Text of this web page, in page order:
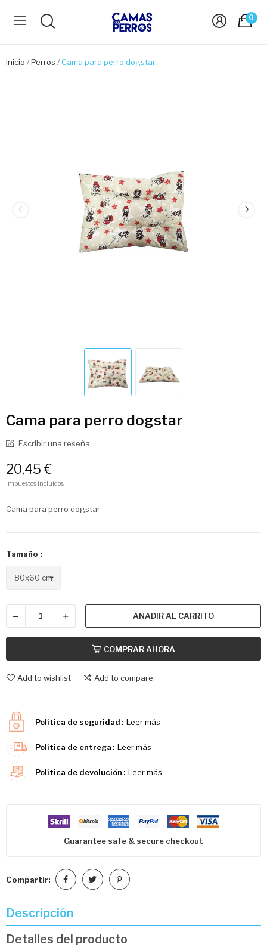
0
Inicio Perros Cama para perro dogstar
Cama para perro dogstar
Escribir una reseña
20,45 €
Impuestos incluidos
Cama para perro dogstar
Tamaño :
AÑADIR AL CARRITO
COMPRAR AHORA
Add to wishlist Add to compare
Política de seguridad Leer más
Política de entrega Leer más
Política de devolución Leer más
Guarantee safe & secure checkout
Compartir:
Descripción
Detalles del producto